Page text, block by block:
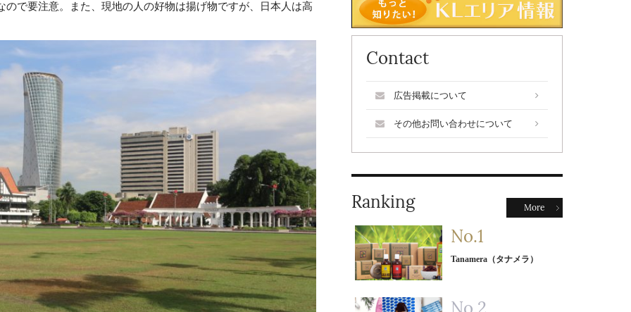
で要注意。また、現地の人の好物は揚げ物ですが、日本人は高
Contact
広告掲載について
その他お問い合わせについて
Ranking More
Tanamera（タナメラ）